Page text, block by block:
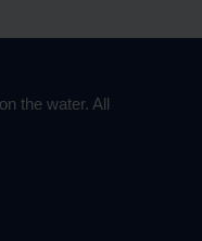
the water. All